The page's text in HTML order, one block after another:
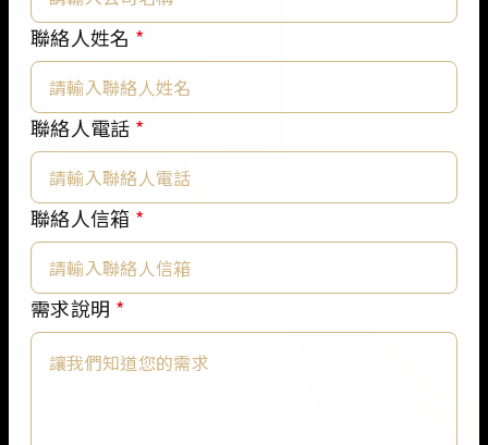
聯絡人姓名 *
*
*
聯
絡
人
姓
名
聯絡人電話 *
聯絡人信箱 *
需求說明 *